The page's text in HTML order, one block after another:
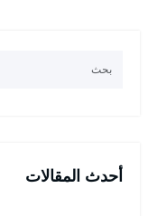
أحدث المقالات